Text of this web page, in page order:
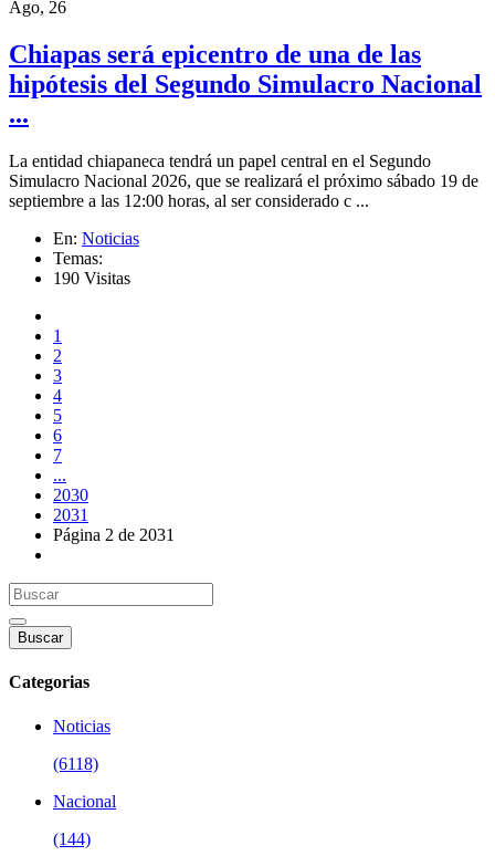
Ago, 26
Chiapas será epicentro de una de las
hipótesis del Segundo Simulacro Nacional
...
La entidad chiapaneca tendrá un papel central en el Segundo
Simulacro Nacional 2026, que se realizará el próximo sábado 19 de
septiembre a las 12:00 horas, al ser considerado c ...
En: Noticias
Temas:
190 Visitas
1
2
3
4
5
6
7
...
2030
2031
Página 2 de 2031
Buscar
Categorias
Noticias
(6118)
Nacional
(144)